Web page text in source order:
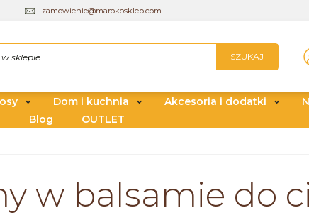
zamowienie@marokosklep.com
SZUKAJ
Dom i kuchnia Akcesoria i dodatki
Blog
OUTLET
w balsamie do